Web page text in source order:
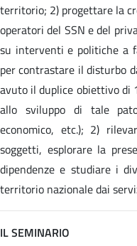
territorio; 2) progettare la
operatori del SSN e del
su interventi e politiche a
per contrastare il disturbo
avuto il duplice obiettivo di
allo sviluppo di tale
economico, etc.); 2)
soggetti, esplorare la
dipendenze e studiare i
territorio nazionale dai
IL SEMINARIO